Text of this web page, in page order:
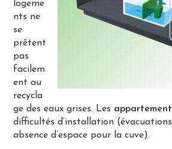
logeme
nts ne
se
prêtent
pas
facilem
ent au
recycla
ge des eaux grises. Les
difficultés d’installation
absence d’espace pour la cuve).